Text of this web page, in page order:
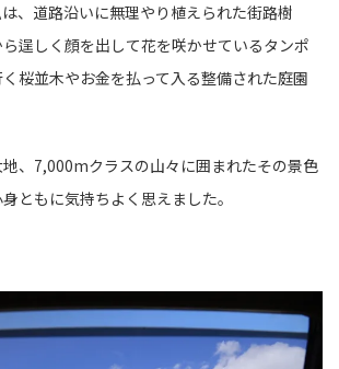
、道路沿いに無理やり植えられた街路樹
逞しく顔を出して花を咲かせているタンポ
桜並木やお金を払って入る整備された庭園
、7,000mクラスの山々に囲まれたその景色
ともに気持ちよく思えました。